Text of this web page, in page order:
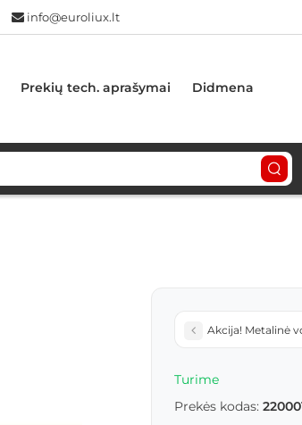
info@euroliux.lt
Prekių tech. aprašymai Didmena
Akcija! Metalinė
Turime
Prekės kodas: